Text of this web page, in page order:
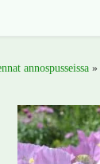
annospusseissa »